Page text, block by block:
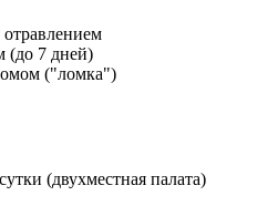
(до 7 дней)
("ломка")
(двухместная палата)